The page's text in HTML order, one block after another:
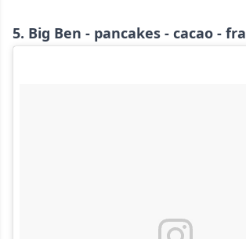
5. Big Ben - pancakes - cacao -